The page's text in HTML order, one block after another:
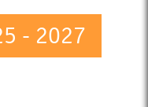
- 2027